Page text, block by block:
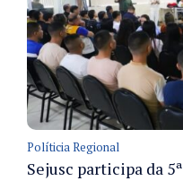
Políticia Regional